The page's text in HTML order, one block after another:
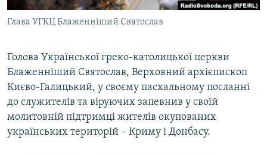
УКРАЇНСЬКА ПРОБЛЕМА КРИМУ
ІНФОГРАФІКА
ДОЛУЧАЙСЯ!
Усі сайти RFE/RL
Глава УГКЦ Блаженніший Святослав
Голова Української греко-католицької церкви
Блаженніший Святослав, Верховний архієпископ
Києво-Галицький, у своєму пасхальному посланні
до служителів та віруючих запевнив у своїй
молитовній підтримці жителів окупованих
українських територій – Криму і Донбасу.